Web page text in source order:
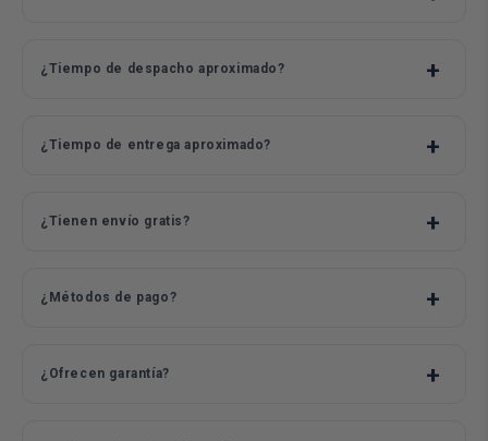
¿Tiempo de despacho aproximado?
¿Tiempo de entrega aproximado?
¿Tienen envío gratis?
¿Métodos de pago?
¿Ofrecen garantía?